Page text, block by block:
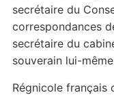
secrétaire du
correspondances
secrétaire du
souverain lui-
Régnicole français